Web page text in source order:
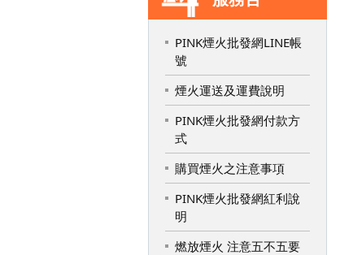
PINK煙火批發網LINE帳
號
煙火運送及運費說明
PINK煙火批發網付款方
式
購買煙火之注意事項
PINK煙火批發網紅利說
明
燃放煙火 注意五不五要